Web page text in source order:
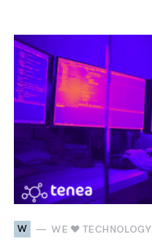
W WE ♥ TECHNOLOGY